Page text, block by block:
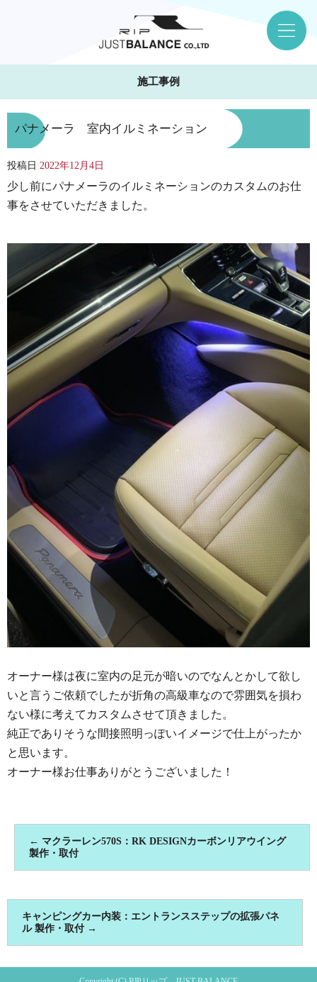
施工事例
パナメーラ 室内イルミネーション
投稿日 2022年12月4日
少し前にパナメーラのイルミネーションのカスタムのお仕
事をさせていただきました。
オーナー様は夜に室内の足元が暗いのでなんとかして欲し
いと言うご依頼でしたが折角の高級車なので雰囲気を損わ
ない様に考えてカスタムさせて頂きました。
純正でありそうな間接照明っぽいイメージで仕上がったか
と思います。
オーナー様お仕事ありがとうございました！
← マクラーレン570S：RK DESIGNカーボンリアウイング
製作・取付
キャンピングカー内装：エントランスステップの拡張パネ
ル 製作・取付 →